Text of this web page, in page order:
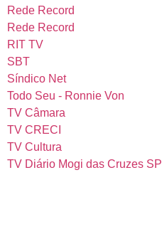
Rede Record
Rede Record
RIT TV
SBT
Síndico Net
Todo Seu - Ronnie Von
TV Câmara
TV CRECI
TV Cultura
TV Diário Mogi das Cruzes SP